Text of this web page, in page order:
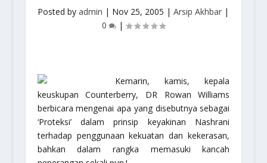
Posted byadmin | Nov 25, 2005 |Arsip Akhbar |
0
|
Kemarin, kamis, kepala
keuskupan Counterberry, DR Rowan Williams
berbicara mengenai apa yang disebutnya sebagai
‘Proteksi’ dalam prinsip keyakinan Nashrani
terhadap penggunaan kekuatan dan kekerasan,
bahkan dalam rangka memasuki kancah